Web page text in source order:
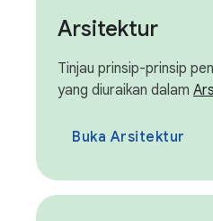
Arsitektur
Tinjau prinsip-prinsip
yang diuraikan dalam
Buka Arsitektur